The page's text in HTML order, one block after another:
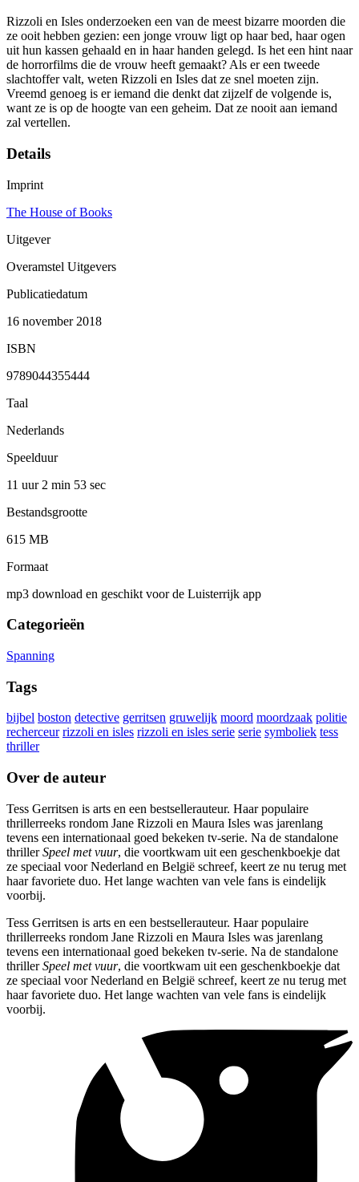
Rizzoli en Isles onderzoeken een van de meest bizarre moorden die
ze ooit hebben gezien: een jonge vrouw ligt op haar bed, haar ogen
uit hun kassen gehaald en in haar handen gelegd. Is het een hint naar
de horrorfilms die de vrouw heeft gemaakt? Als er een tweede
slachtoffer valt, weten Rizzoli en Isles dat ze snel moeten zijn.
Vreemd genoeg is er iemand die denkt dat zijzelf de volgende is,
want ze is op de hoogte van een geheim. Dat ze nooit aan iemand
zal vertellen.
Details
Imprint
The House of Books
Uitgever
Overamstel Uitgevers
Publicatiedatum
16 november 2018
ISBN
9789044355444
Taal
Nederlands
Speelduur
11 uur 2 min 53 sec
Bestandsgrootte
615 MB
Formaat
mp3 download en geschikt voor de Luisterrijk app
Categorieën
Spanning
Tags
bijbel boston detective gerritsen gruwelijk moord moordzaak politie
recherceur rizzoli en isles rizzoli en isles serie serie symboliek tess
thriller
Over de auteur
Tess Gerritsen is arts en een bestsellerauteur. Haar populaire
thrillerreeks rondom Jane Rizzoli en Maura Isles was jarenlang
tevens een internationaal goed bekeken tv-serie. Na de standalone
thrillerSpeel met vuur, die voortkwam uit een geschenkboekje dat
ze speciaal voor Nederland en België schreef, keert ze nu terug met
haar favoriete duo. Het lange wachten van vele fans is eindelijk
voorbij.
Tess Gerritsen is arts en een bestsellerauteur. Haar populaire
thrillerreeks rondom Jane Rizzoli en Maura Isles was jarenlang
tevens een internationaal goed bekeken tv-serie. Na de standalone
thrillerSpeel met vuur, die voortkwam uit een geschenkboekje dat
ze speciaal voor Nederland en België schreef, keert ze nu terug met
haar favoriete duo. Het lange wachten van vele fans is eindelijk
voorbij.